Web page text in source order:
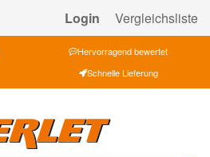
Login Vergleichsliste
Hervorragend bewertet
Schnelle Lieferung